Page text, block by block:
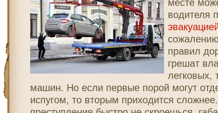
месте
водителя
правил
грешат
легковых,
машин. Но если первые порой могут
испугом, то вторым приходится